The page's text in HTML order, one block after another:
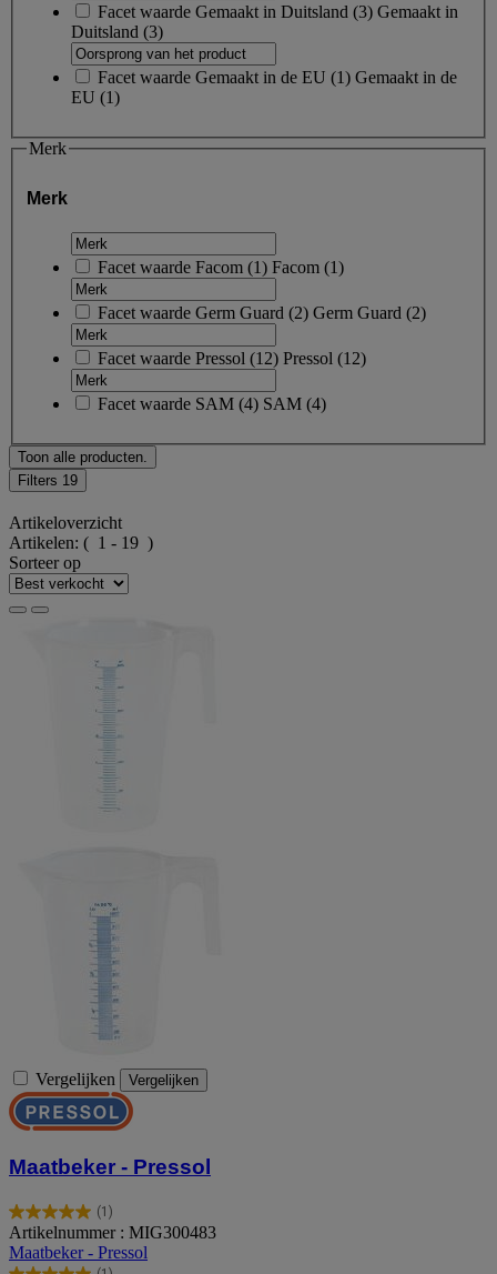
Facet waarde Gemaakt in Duitsland (3) Gemaakt in
Duitsland (3)
Facet waarde Gemaakt in de EU (1) Gemaakt in de
EU (1)
Merk
Merk
Facet waarde Facom (1) Facom (1)
Facet waarde Germ Guard (2) Germ Guard (2)
Facet waarde Pressol (12) Pressol (12)
Facet waarde SAM (4) SAM (4)
Toon alle producten.
Filters 19
Artikeloverzicht
Artikelen: ( 1 - 19 )
Sorteer op
Vergelijken Vergelijken
Maatbeker - Pressol
(1)
5.0
van
de
Artikelnummer : MIG300483
Maatbeker - Pressol